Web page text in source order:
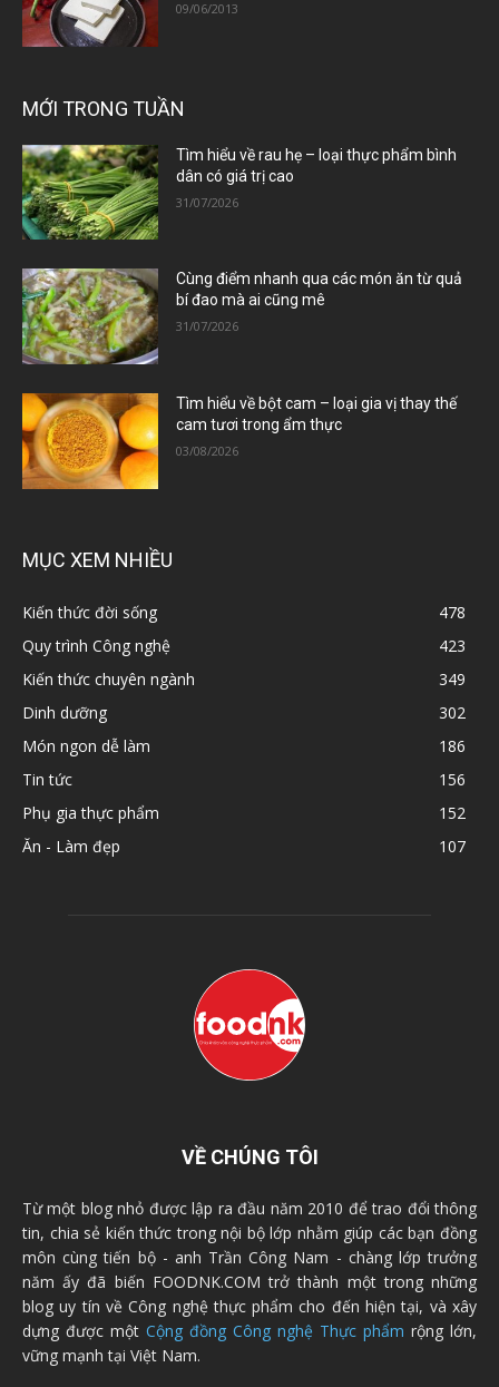
09/06/2013
MỚI TRONG TUẦN
Tìm hiểu về rau hẹ – loại thực phẩm bình
dân có giá trị cao
31/07/2026
Cùng điểm nhanh qua các món ăn từ quả
bí đao mà ai cũng mê
31/07/2026
Tìm hiểu về bột cam – loại gia vị thay thế
cam tươi trong ẩm thực
03/08/2026
MỤC XEM NHIỀU
Kiến thức đời sống
478
Quy trình Công nghệ
423
Kiến thức chuyên ngành
349
Dinh dưỡng
302
Món ngon dễ làm
186
Tin tức
156
Phụ gia thực phẩm
152
Ăn - Làm đẹp
107
VỀ CHÚNG TÔI
Từ một blog nhỏ được lập ra đầu năm 2010 để trao đổi thông
tin, chia sẻ kiến thức trong nội bộ lớp nhằm giúp các bạn đồng
môn cùng tiến bộ - anh Trần Công Nam - chàng lớp trưởng
năm ấy đã biến FOODNK.COM trở thành một trong những
blog uy tín về Công nghệ thực phẩm cho đến hiện tại, và xây
dựng được một Cộng đồng Công nghệ Thực phẩm rộng lớn,
vững mạnh tại Việt Nam.